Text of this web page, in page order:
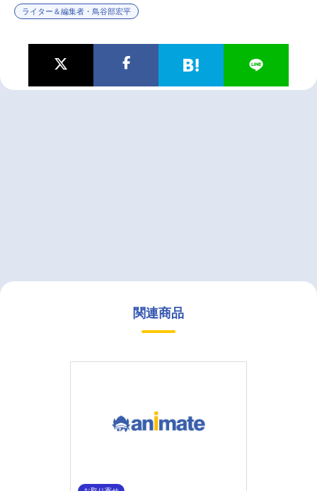
ライター＆編集者・鳥谷部宏平
関連商品